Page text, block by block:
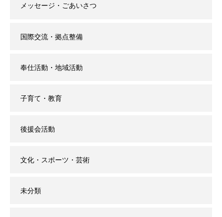
メッセージ・ごあいさつ
国際交流・拠点整備
奉仕活動・地域活動
子育て・教育
後援会活動
文化・スポーツ・芸術
未分類